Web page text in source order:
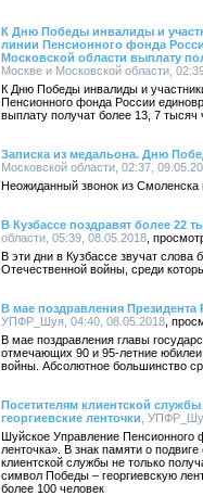
К Дню Победы инвалиды и
линии Пенсионного фонда
Московской области выплату
Москве и Московской области,
К Дню Победы инвалиды и
Пенсионного фонда России
выплату получат более 13, 7 тысяч
Записка из медальона. Дню
Московской области, 02:37,
Неожиданный звонок из
В Кузбассе поздравят более 22
области, 05:39, 08.05.2018
В эти дни в Кузбассе звучат слова
Отечественной войны, среди
В мае поздравления Президента
УПФР_Шуя, 04:40, 08.05.2018
В мае поздравления главы
отмечающих 90 и 95-летние
войны. Абсолютное большинство
Посетителям клиентской
георгиевские ленточки ,
Шуйское Управление Пенсионного
ленточка». В знак памяти о
клиентской службы не только
символ Победы – георгиевскую
более 100 человек